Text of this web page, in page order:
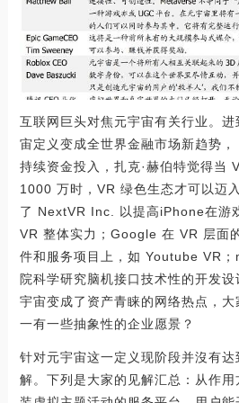
互联网巨头对焦元宇宙有关行业。
宙定义变成全世界金融市场新趋势
持续资金投入，扎克·赫伯特觉得当
1000 万时，VR 绿色生态才可以迈
了 NextVR Inc. 以提高iPhone在游
VR 整体实力；Google 在 VR 层面
件和服务项目上，如 Youtube VR
院科学研究脑机接口技术性的开发
宇宙变成了资产青睐的网络热点，
一有一些抽象性的企业愿景？
针对元宇宙这一定义现阶段并沒有
解。下列是大家的见解汇总：从作